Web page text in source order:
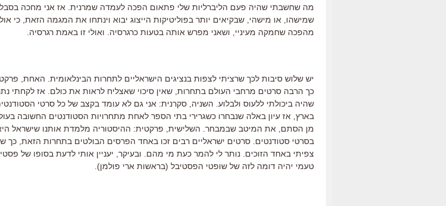
מה שחשבתי שהיה פעם הליברליות שלי פתאום הפכה לעמדה שמרנית. אז אני מחכה
שמישהו, או מישהי, שבקיאים יותר בפוליטיקות הייצוג יבוא וינתחו את המגמה הזאת, כי
מהפכה שחמקה מעיניי, ושאני מפרש אותה בטעות כרגרסיה. ואולי זו באמת רגרסיה.
יש שלוש סיבות לכך שרציתי לצפות בנציגים הישראליים לתחרות הבינלאומית. האחת,
כך הרבה סרטים מרחבי העולם בתחרות, שאין סיכוי שאצליח לראות את כולם. אז לקחתי
שהיה ביכולתי ללעוס ולבלוע. השניה, סקרנית: אני גם לא עומד בקצב של כל סרטי
בארץ, אז עיון באלה שנבחרו כשגרירי בתי הספר לאחת מתחרויות הסטודנטים החשובה
מן הסתם, את המיטב שבמבחר. השלישית, פרקטית: ההיסטוריה מלמדת אותנו שישראל
בסרטי סטודנטים. סרטים ישראליים רבים זכו באחד הפרסים הבולטים בתחרות הזאת, כך
צפיתי באחד הזוכים. נותר לי להמר כעת מי מהם. ובעיקר, יעניין אותי לדעת בסופו של
טעמי יהיה דומה לזה של שופטי הפסטיבל (בראשות ארי פולמן).